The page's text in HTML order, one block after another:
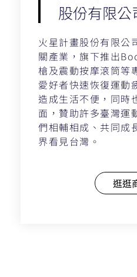
股份有限公
火星計畫股份有限公
關產業，旗下推出
槍及震動按摩滾筒等
愛好者快速恢復運動
造成生活不便，同時
面，贊助許多臺灣運
們相輔相成、共同成
界看見台灣。
逛逛